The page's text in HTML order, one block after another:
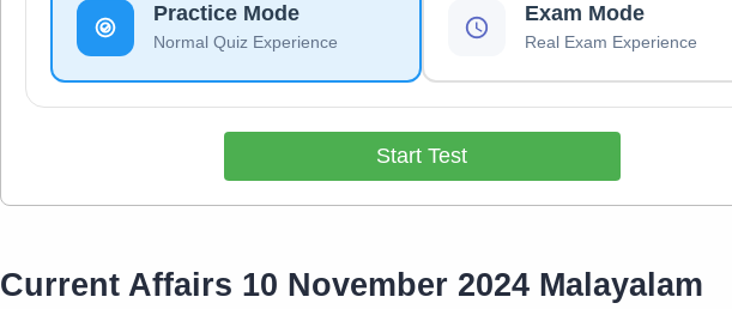
Practice Mode
Normal Quiz Experience
Exam Mode
Real Exam Experience
Start Test
Current Affairs 10 November 2024 Malayalam